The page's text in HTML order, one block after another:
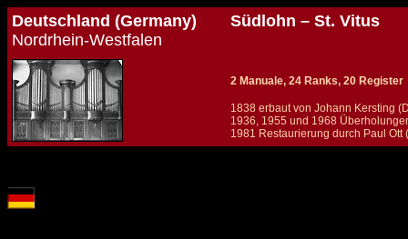
Deutschland (Germany)
Nordrhein-Westfalen
Südlohn – St. Vitus
2 Manuale, 24 Ranks, 20 Register
1838 erbaut von Johann Kersting
1936, 1955 und 1968
1981 Restaurierung durch Paul Ott